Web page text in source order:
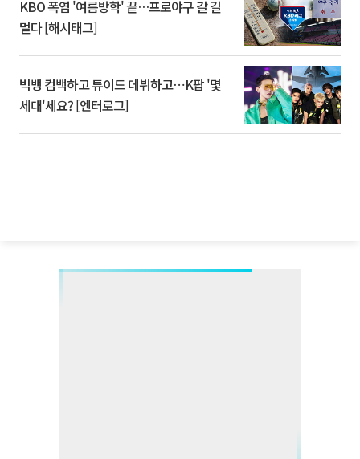
KBO 폭염 '여름방학' 끝…프로야구 갈 길
멀다 [해시태그]
빅뱅 컴백하고 튜이드 데뷔하고⋯K팝 '몇
세대'세요? [엔터로그]